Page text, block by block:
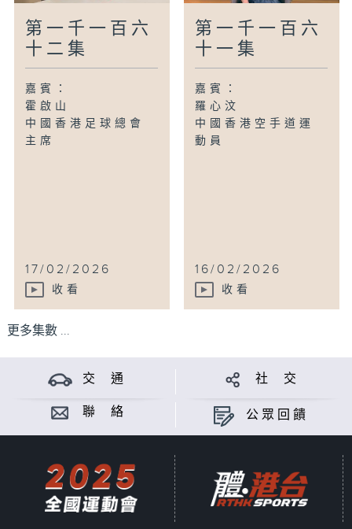
第一千一百六
十二集
嘉賓：
霍啟山
中國香港足球總會
主席
17/02/2026
收看
第一千一百六
十一集
嘉賓：
羅心汶
中國香港空手道運
動員
16/02/2026
收看
更多集數 ...
交 通 社 交
聯 絡 公眾回饋